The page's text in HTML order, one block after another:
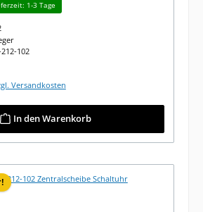
1-3 Tage
102
Versandkosten
In den Warenkorb